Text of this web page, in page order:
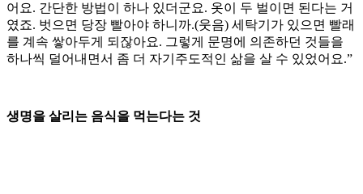
어요. 간단한 방법이 하나 있더군요. 옷이 두 벌이면 된다는 거
였죠. 벗으면 당장 빨아야 하니까.(웃음) 세탁기가 있으면 빨래
를 계속 쌓아두게 되잖아요. 그렇게 문명에 의존하던 것들을
하나씩 덜어내면서 좀 더 자기주도적인 삶을 살 수 있었어요.”
생명을 살리는 음식을 먹는다는 것